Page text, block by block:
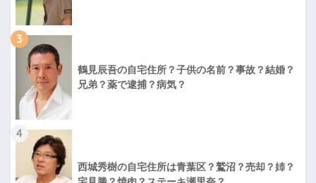
3
鶴見辰吾の自宅住所？子供の名前？事故？結婚？
兄弟？薬で逮捕？病気？
4
西城秀樹の自宅住所は青葉区？鷲沼？売却？姉？